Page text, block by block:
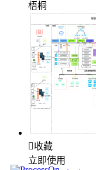
梧桐
收藏
立即使用